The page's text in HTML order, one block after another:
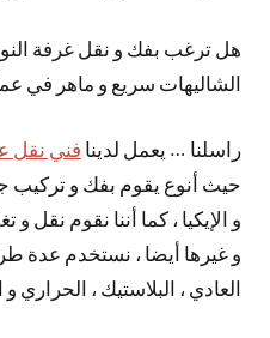
هل ترغب بفك و نقل غرفة
الشاليهات سريع و ماهر في
راسلنا … يعمل لدينا فني
حيث أنوع يقوم بفك و تركيب
و الإيكيا ، كما أننا نقوم نقل و
و غيرها أيضا ، نستخدم عدة
العادي ، البلاستيك ، الحراري و